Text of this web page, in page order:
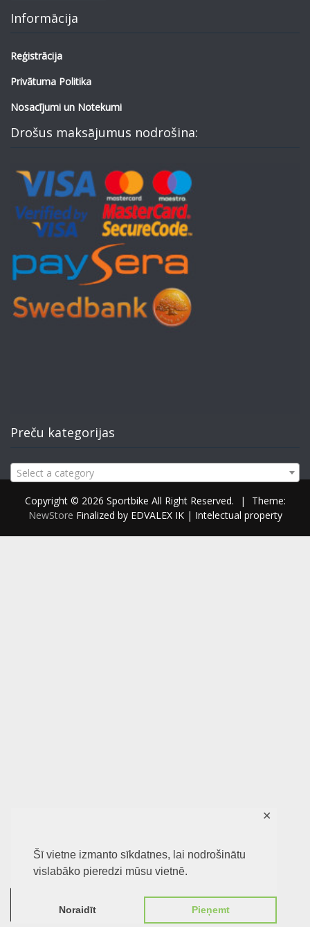
Šī vietne izmanto sīkdatnes, lai nodrošinātu
vislabāko pieredzi mūsu vietnē.
Noraidīt Pieņemt
✕
Informācija
Reģistrācija
Privātuma Politika
Nosacījumi un Notekumi
Drošus maksājumus nodrošina:
Preču kategorijas
Select a category
Copyright © 2026 Sportbike All Right Reserved. |
Theme:
NewStore Finalized by EDVALEX IK | Intelectual property